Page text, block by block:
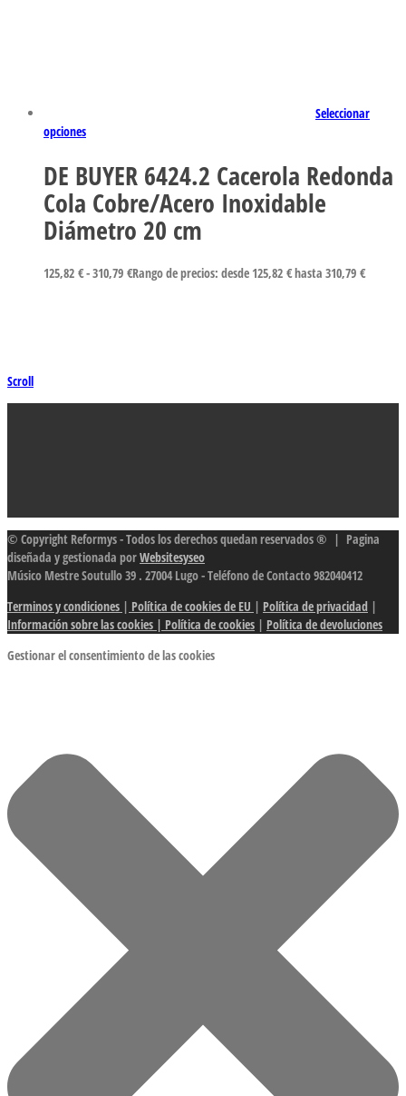
Seleccionar
opciones
DE BUYER 6424.2 Cacerola Redonda
Cola Cobre/Acero Inoxidable
Diámetro 20 cm
125,82 €-310,79 €Rango de precios: desde 125,82 € hasta 310,79 €
Scroll
© Copyright Reformys - Todos los derechos quedan reservados ® | Pagina
diseñada y gestionada porWebsitesyseo
Músico Mestre Soutullo 39 . 27004 Lugo - Teléfono de Contacto 982040412
Terminos y condiciones | Política de cookies de EU | Política de privacidad |
Información sobre las cookies | Política de cookies | Política de devoluciones
Gestionar el consentimiento de las cookies